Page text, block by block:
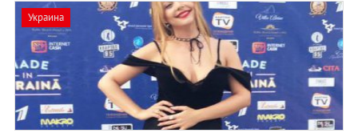
Украина